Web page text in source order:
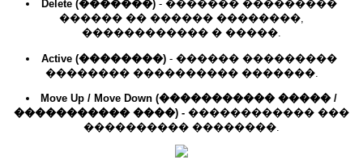
Delete (�������) - ������� ���������
������ �� ������ ��������,
������������ � �����.
Active (��������) - ������ ���������
�������� ���������� �������.
Move Up / Move Down (����������� ����� /
����������� ����) - ������������ ���
���������� ��������.